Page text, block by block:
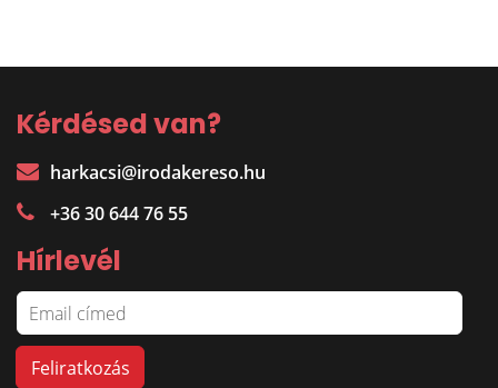
Kérdésed van?
harkacsi@irodakereso.hu
+36 30 644 76 55
Hírlevél